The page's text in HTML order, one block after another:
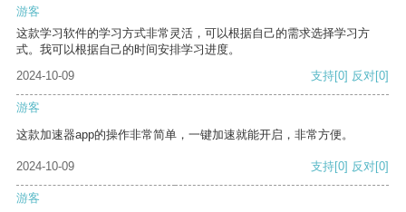
游客
这款学习软件的学习方式非常灵活，可以根据自己的需求选择学习方
式。我可以根据自己的时间安排学习进度。
2024-10-09
支持[0] 反对[0]
游客
这款加速器app的操作非常简单，一键加速就能开启，非常方便。
2024-10-09 支持[0] 反对[0]
游客